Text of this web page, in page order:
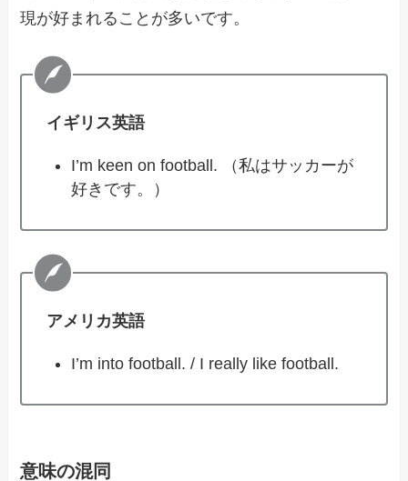
現が好まれることが多いです。
イギリス英語
I’m keen on football. （私はサッカーが
好きです。）
アメリカ英語
I’m into football. / I really like football.
意味の混同